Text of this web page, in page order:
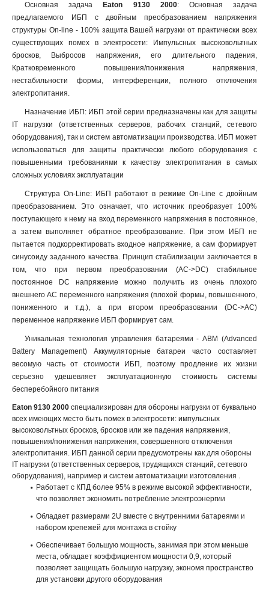
Основная задача Eaton 9130 2000: Основная задача
предлагаемого ИБП с двойным преобразованием напряжения
структуры On-line - 100% защита Вашей нагрузки от практически всех
существующих помех в электросети: Импульсных высоковольтных
бросков, Выбросов напряжения, его длительного падения,
Кратковременного повышения/понижения напряжения,
нестабильности формы, интерференции, полного отключения
электропитания.
Назначение ИБП: ИБП этой серии предназначены как для защиты
IT нагрузки (ответственных серверов, рабочих станций, сетевого
оборудования), так и систем автоматизации производства. ИБП может
использоваться для защиты практически любого оборудования с
повышенными требованиями к качеству электропитания в самых
сложных условиях эксплуатации
Структура On-Line: ИБП работают в режиме On-Line с двойным
преобразованием. Это означает, что источник преобразует 100%
поступающего к нему на вход переменного напряжения в постоянное,
а затем выполняет обратное преобразование. При этом ИБП не
пытается подкорректировать входное напряжение, а сам формирует
синусоиду заданного качества. Принцип стабилизации заключается в
том, что при первом преобразовании (AC->DC) стабильное
постоянное DC напряжение можно получить из очень плохого
внешнего AC переменного напряжения (плохой формы, повышенного,
пониженного и т.д.), а при втором преобразовании (DC->AC)
переменное напряжение ИБП формирует сам.
Уникальная технология управления батареями - ABM (Advanced
Battery Management) Аккумуляторные батареи часто составляет
весомую часть от стоимости ИБП, поэтому продление их жизни
серьезно удешевляет эксплуатационную стоимость системы
бесперебойного питания
Eaton 9130 2000 специализирован для обороны нагрузки от буквально
всех имеющих место быть помех в электросети: импульсных
высоковольтных бросков, бросков или же падения напряжения,
повышения/понижения напряжения, совершенного отключения
электропитания. ИБП данной серии предусмотрены как для обороны
IT нагрузки (ответственных серверов, трудящихся станций, сетевого
оборудования), например и систем автоматизации изготовления .
Работает с КПД более 95% в режиме высокой эффективности,
что позволяет экономить потребление электроэнергии
Обладает размерами 2U вместе с внутренними батареями и
набором крепежей для монтажа в стойку
Обеспечивает большую мощность, занимая при этом меньше
места, обладает коэффициентом мощности 0,9, который
позволяет защищать большую нагрузку, экономя пространство
для установки другого оборудования